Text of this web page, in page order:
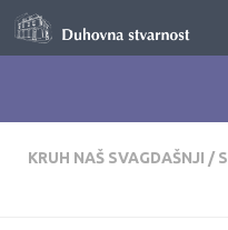
Skip to content
KRUH NAŠ SVAGDAŠNJI /